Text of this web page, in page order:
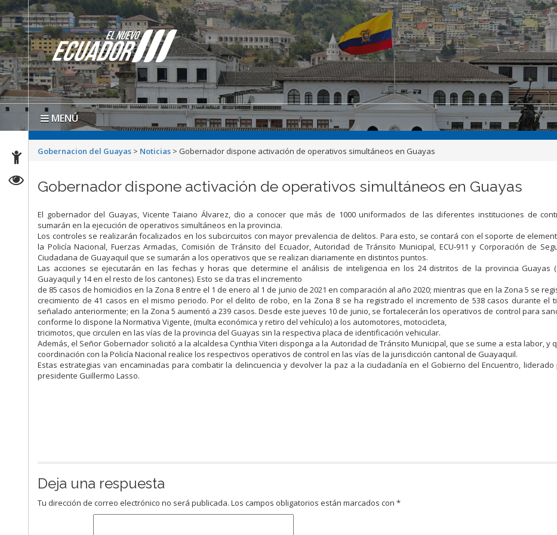
MENÚ
Gobernacion del Guayas > Noticias > Gobernador dispone activación de operativos simultáneos en Guayas
Gobernador dispone activación de operativos simultáneos en Guayas
El gobernador del Guayas, Vicente Taiano Álvarez, dio a conocer que más de 1000 uniformados de las diferentes instituciones de
sumarán en la ejecución de operativos simultáneos en la provincia.
Los controles se realizarán focalizados en los subcircuitos con mayor prevalencia de delitos. Para esto, se contará con el soporte de
la Policía Nacional, Fuerzas Armadas, Comisión de Tránsito del Ecuador, Autoridad de Tránsito Municipal, ECU-911 y Corporación de
Ciudadana de Guayaquil que se sumarán a los operativos que se realizan diariamente en distintos puntos.
Las acciones se ejecutarán en las fechas y horas que determine el análisis de inteligencia en los 24 distritos de la provincia Guayas
Guayaquil y 14 en el resto de los cantones). Esto se da tras el incremento
de 85 casos de homicidios en la Zona 8 entre el 1 de enero al 1 de junio de 2021 en comparación al año 2020; mientras que en la Zona 5 se
crecimiento de 41 casos en el mismo periodo. Por el delito de robo, en la Zona 8 se ha registrado el incremento de 538 casos durante el
señalado anteriormente; en la Zona 5 aumentó a 239 casos. Desde este jueves 10 de junio, se fortalecerán los operativos de control para
conforme lo dispone la Normativa Vigente, (multa económica y retiro del vehículo) a los automotores, motocicleta,
tricimotos, que circulen en las vías de la provincia del Guayas sin la respectiva placa de identificación vehicular.
Además, el Señor Gobernador solicitó a la alcaldesa Cynthia Viteri disponga a la Autoridad de Tránsito Municipal, que se sume a esta labor, y
coordinación con la Policía Nacional realice los respectivos operativos de control en las vías de la jurisdicción cantonal de Guayaquil.
Estas estrategias van encaminadas para combatir la delincuencia y devolver la paz a la ciudadanía en el Gobierno del Encuentro, liderado
presidente Guillermo Lasso.
Deja una respuesta
Tu dirección de correo electrónico no será publicada. Los campos obligatorios están marcados con*